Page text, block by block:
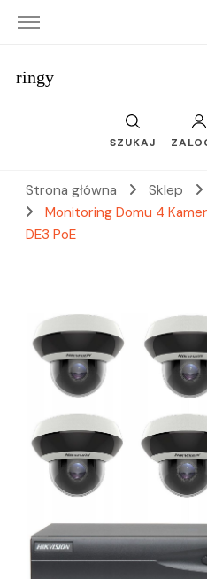
ringy
SZUKAJ
Strona główna Sklep
Monitoring Domu 4
DE3 PoE